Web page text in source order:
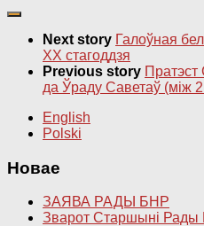
Next story Галоўная
XX стагоддзя
Previous story
да Ўраду Саветаў (між
English
Polski
Новае
ЗАЯВА РАДЫ БНР
Зварот Старшыні Рады